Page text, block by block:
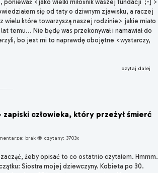
ponieważ <jako wielki miłośnik waszej fundacji ;-] >
się od taty o dziwnym zjawisku, a raczej
wielu które towarzyszą naszej rodzinie> jakie miało
temu... Nie będę was przekonywał i namawiał do
bo jest mi to naprawdę obojętne <wystarczy,
czytaj dalej
człowieka, który przeżył śmierć
brak czytany: 3703x
żeby opisać to co ostatnio czytałem. Hmmm.
Siostra mojej dziewczyny. Kobieta po 30.